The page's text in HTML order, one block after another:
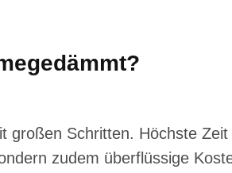
großen Schritten. Höchste
zudem überflüssige